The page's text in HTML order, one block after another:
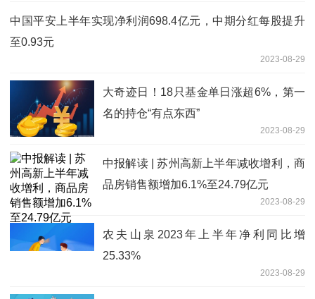
中国平安上半年实现净利润698.4亿元，中期分红每股提升
至0.93元
2023-08-29
大奇迹日！18只基金单日涨超6%，第一
名的持仓“有点东西”
2023-08-29
中报解读 | 苏州高新上半年减收增利，商
品房销售额增加6.1%至24.79亿元
2023-08-29
农夫山泉2023年上半年净利同比增
25.33%
2023-08-29